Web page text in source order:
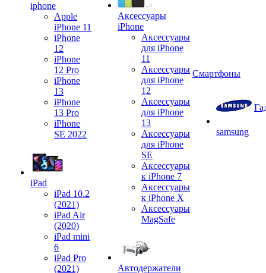
iphone
Apple
iPhone 11
iPhone
12
iPhone
12 Pro
iPhone
13
iPhone
13 Pro
iPhone
SE 2022
iPad
iPad 10.2
(2021)
iPad Air
(2020)
iPad mini
6
iPad Pro
(2021)
Аксессуары
iPhone
Аксессуары
для iPhone
11
Аксессуары
для iPhone
12
Аксессуары
для iPhone
13
Аксессуары
для iPhone
SE
Аксессуары
к iPhone 7
Аксессуары
к iPhone X
Аксессуары
MagSafe
Автодержатели
Смартфоны
samsung